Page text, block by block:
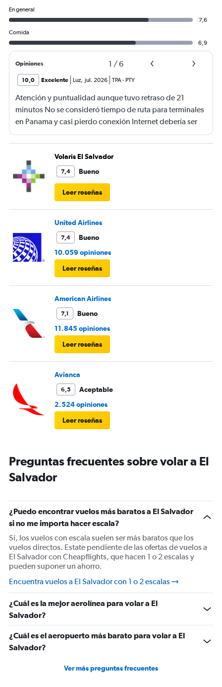
En general
7,6
Comida
6,9
Opiniones 1 /6
10,0 Excelente Luz, jul. 2026 TPA- PTY
Atención y puntualidad aunque tuvo retraso de 21
minutos No se consideró tiempo de ruta para terminales
en Panama y casi pierdo conexión Internet debería ser
gratis
Volaris El Salvador
7,4 Bueno
Leer reseñas
United Airlines
7,4
Bueno
10.059 opiniones
Leer reseñas
American Airlines
7,1
Bueno
11.845 opiniones
Leer reseñas
Avianca
6,5
Aceptable
2.524 opiniones
Leer reseñas
Preguntas frecuentes sobre volar a El
Salvador
¿Puedo encontrar vuelos más baratos a El Salvador
si no me importa hacer escala?
Sí, los vuelos con escala suelen ser más baratos que los
vuelos directos. Estate pendiente de las ofertas de vuelos a
El Salvador con Cheapflights, que hacen 1 o 2 escalas y
pueden suponer un ahorro.
Encuentra vuelos a El Salvador con 1 o 2 escalas
¿Cuál es la mejor aerolínea para volar a El
Salvador?
¿Cuál es el aeropuerto más barato para volar a El
Salvador?
Ver más preguntas frecuentes